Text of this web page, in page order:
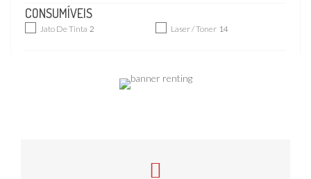
CONSUMÍVEIS
Jato De Tinta 2 Laser / Toner 14